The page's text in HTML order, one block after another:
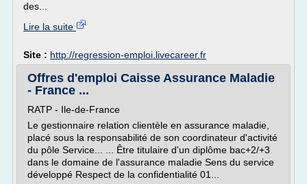
des...
Lire la suite
Site : http://regression-emploi.livecareer.fr
Offres d'emploi Caisse Assurance Maladie
- France ...
RATP - Ile-de-France
Le gestionnaire relation clientèle en assurance maladie,
placé sous la responsabilité de son coordinateur d'activité
du pôle Service... ... Être titulaire d'un diplôme bac+2/+3
dans le domaine de l'assurance maladie Sens du service
développé Respect de la confidentialité 01...